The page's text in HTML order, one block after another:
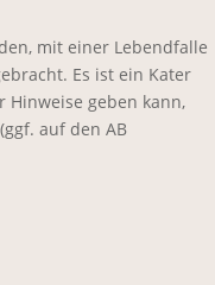
mit einer Lebendfalle
Es ist ein Kater
geben kann,
auf den AB